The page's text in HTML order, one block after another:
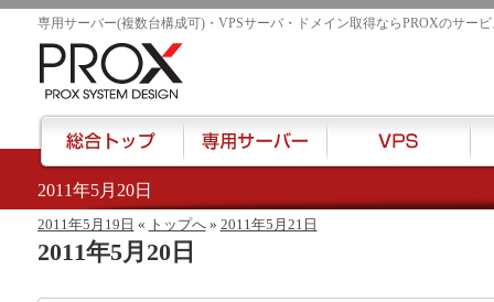
2011年5月20日
専用サーバー(複数台構成可)・VPSサーバ・ドメイン取得ならPROXのサービ
2011年5月19日 « トップへ» 2011年5月21日
2011年5月20日
href="/">